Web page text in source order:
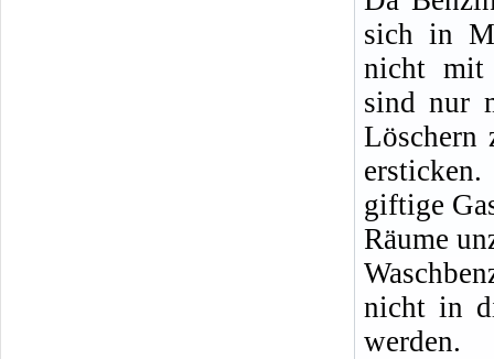
sich in
nicht mit
sind nur
Löschern
giftige
Räume
nicht in
werden.